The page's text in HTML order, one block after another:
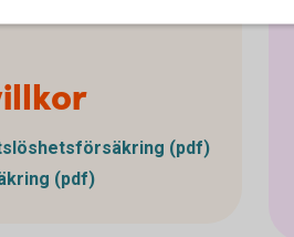
(pdf)
(pdf)